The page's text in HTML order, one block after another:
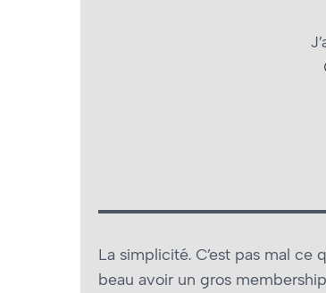
La simplicité. C’est pas mal
beau avoir un gros